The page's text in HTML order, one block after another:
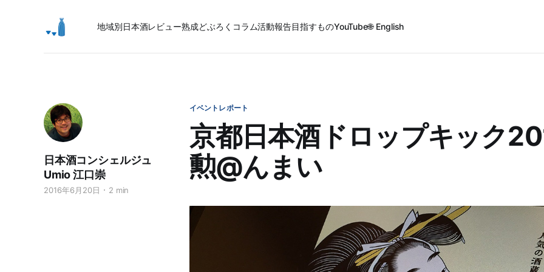
地域別日本酒レビュー熟成どぶろく コラム活動報告目指すものYouTube🌐 English
イベントレポート
京都日本酒ドロップキック
勲@んまい
日本酒コンシェルジュ
Umio 江口崇
2016年6月20日 2 min